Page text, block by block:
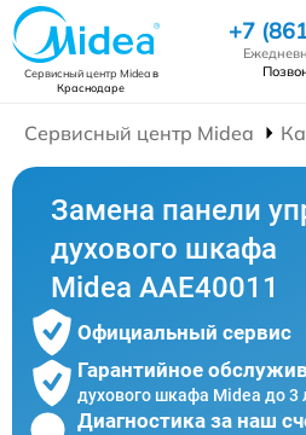
Сервисный центр Mideaв
Краснодаре
+7
Сервисный центр Midea
Замена панели
духового шкафа
Midea AAE40011
Официальный сервис
Гарантийное
духового шкафа Midea до 3
Диагностика за наш